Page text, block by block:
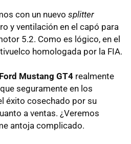
con un nuevo splitter
y ventilación en el capó para
5.2. Como es lógico, en el
homologada por la FIA.
Ford Mustang GT4 realmente
seguramente en los
éxito cosechado por su
a ventas. ¿Veremos
antoja complicado.